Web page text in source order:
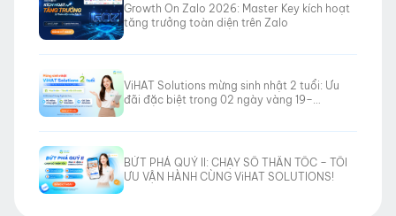
Growth On Zalo 2026: Master Key kích hoạt
tăng trưởng toàn diện trên Zalo
ViHAT Solutions mừng sinh nhật 2 tuổi: Ưu
đãi đặc biệt trong 02 ngày vàng 19–
BỨT PHÁ QUÝ II: CHẠY SỐ THẦN TỐC – TỐI
ƯU VẬN HÀNH CÙNG ViHAT SOLUTIONS!